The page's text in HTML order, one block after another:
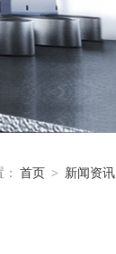
首页 > 新闻资讯